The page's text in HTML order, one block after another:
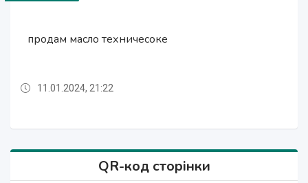
продам топливную гранулу
продам топливный брикет
продам жмых подсолнуха технический
продам масло техничесоке
11.01.2024, 21:22
продам топливную гранулу
продам топливный брикет
QR-код сторінки